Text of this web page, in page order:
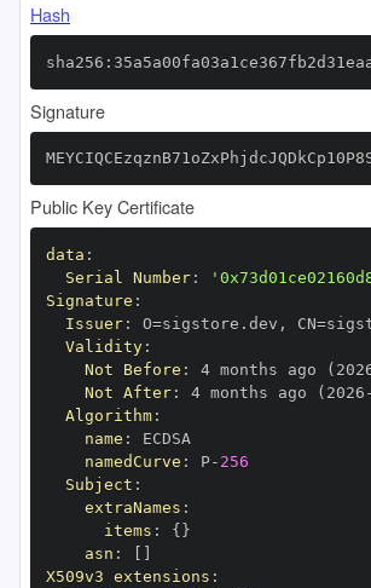
Hash
Signature
Public Key Certificate
data :
Serial Number:
Signature :
Issuer: O=sigstore.dev ,
Validity:
Not Before : 4 months ago
Not After: 4 months ago (2026 -
Algorithm:
name :
namedCurve : P- 256
Subject :
extraNames :
items : { }
asn :
X509v3 extensions :